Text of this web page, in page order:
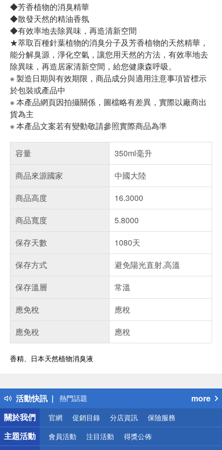
◆芳香植物的消臭精華
◆散發天然的精油香氛
◆有效率地去除異味，再造清新空間
★萃取百種針葉植物的消臭分子及芳香植物的天然精華，
能分解臭源，淨化空氣，讓您用天然的方法，有效率地去
除異味，再造居家清新空間，給您健康森呼吸。
※ 製造日期與有效期限，商品成分與適用注意事項皆標示
於包裝或產品中
※ 本產品網頁因拍攝關係，圖檔略有差異，實際以廠商出
貨為主
※ 本產品文案若有變動敬請參照實際商品為準
容量
350ml毫升
商品來源國家
中國大陸
商品高度
16.3000
商品寬度
5.8000
保存天數
1080天
保存方式
避免陽光直射,高溫
保存溫層
常溫
應免稅
應稅
應免稅
應稅
香精、日本天然植物消臭液
活動快訊
得獎公告
熱門話題
銀行優惠
偏遠地區配送
詐騙網頁！請小心！
more
關於我們
官網 促銷目錄 分店資訊 保險服務
主題活動 會員活動 注目活動 得獎公佈